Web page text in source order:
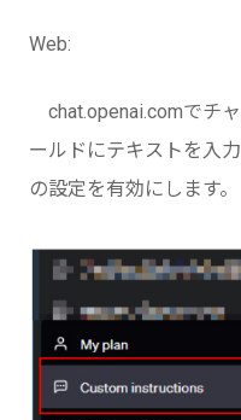
Web:
chat.openai.comでチ
ールドにテキストを入
の設定を有効にします。